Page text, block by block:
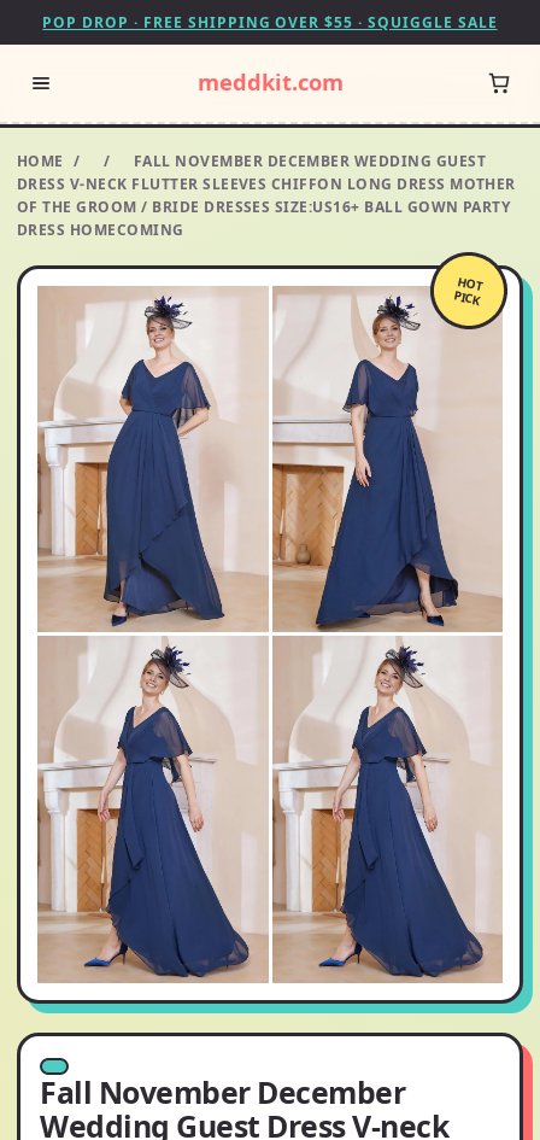
POP DROP · FREE SHIPPING OVER $55 · SQUIGGLE SALE
meddkit.com
HOME / /
FALL NOVEMBER DECEMBER WEDDING GUEST
DRESS V-NECK FLUTTER SLEEVES CHIFFON LONG DRESS MOTHER
OF THE GROOM / BRIDE DRESSES SIZE:US16+ BALL GOWN PARTY
DRESS HOMECOMING
HOT
PICK
Fall November December
Wedding Guest Dress V-neck